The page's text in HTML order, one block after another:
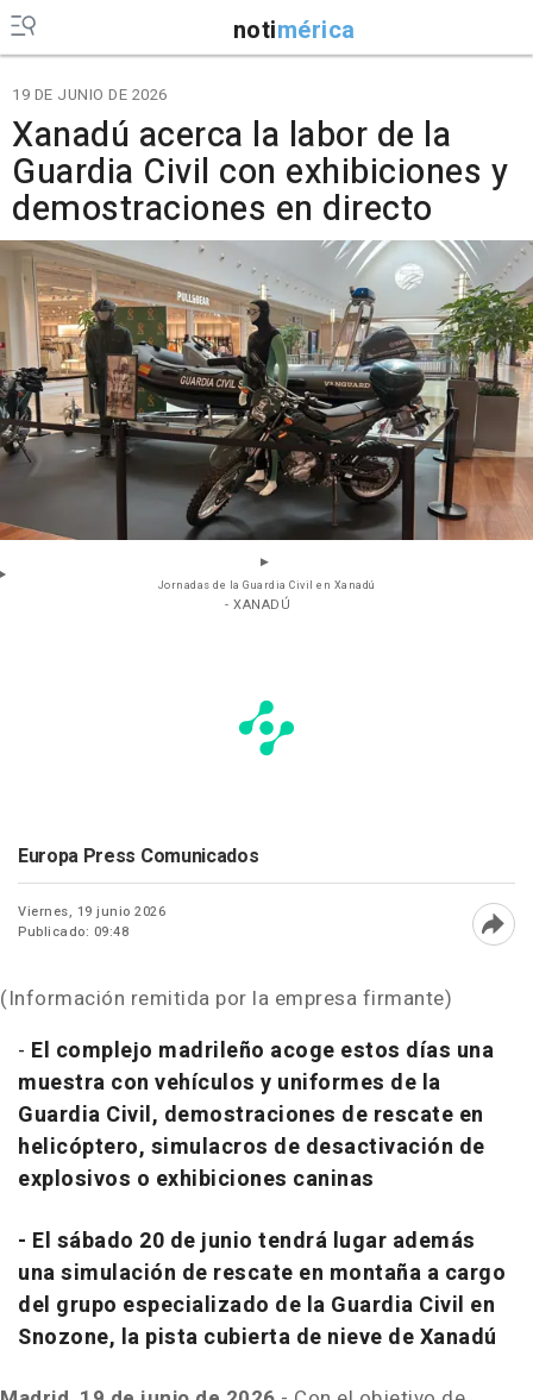
notimérica
19 DE JUNIO DE 2026
Xanadú acerca la labor de la
Guardia Civil con exhibiciones y
demostraciones en directo
Jornadas de la Guardia Civil en Xanadú
- XANADÚ
Europa Press Comunicados
Viernes, 19 junio 2026
Publicado: 09:48
(Información remitida por la empresa firmante)
- El complejo madrileño acoge estos días una
muestra con vehículos y uniformes de la
Guardia Civil, demostraciones de rescate en
helicóptero, simulacros de desactivación de
explosivos o exhibiciones caninas
- El sábado 20 de junio tendrá lugar además
una simulación de rescate en montaña a cargo
del grupo especializado de la Guardia Civil en
Snozone, la pista cubierta de nieve de Xanadú